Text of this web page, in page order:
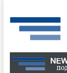
to
content